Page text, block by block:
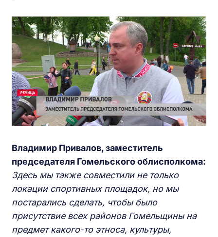
Владимир Привалов, заместитель
председателя Гомельского облисполкома:
Здесь мы также совместили не только
локации спортивных площадок, но мы
постарались сделать, чтобы было
присутствие всех районов Гомельщины на
предмет какого-то этноса, культуры,